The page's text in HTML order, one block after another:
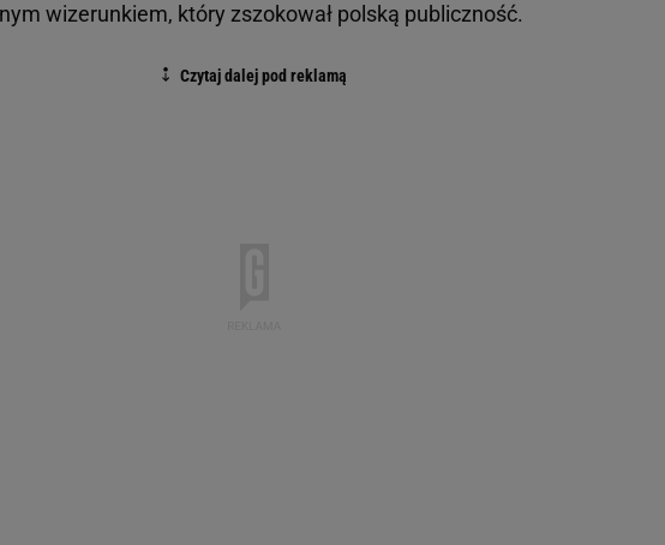
wizerunkiem, który zszokował polską publiczność.